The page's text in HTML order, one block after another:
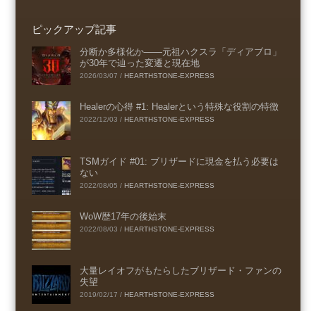
ピックアップ記事
分断か多様化か――元祖ハクスラ「ディアブロ」
が30年で辿った変遷と現在地
2026/03/07 / HEARTHSTONE-EXPRESS
Healerの心得 #1: Healerという特殊な役割の特徴
2022/12/03 / HEARTHSTONE-EXPRESS
TSMガイド #01: ブリザードに現金を払う必要は
ない
2022/08/05 / HEARTHSTONE-EXPRESS
WoW歴17年の後始末
2022/08/03 / HEARTHSTONE-EXPRESS
大量レイオフがもたらしたブリザード・ファンの
失望
2019/02/17 / HEARTHSTONE-EXPRESS